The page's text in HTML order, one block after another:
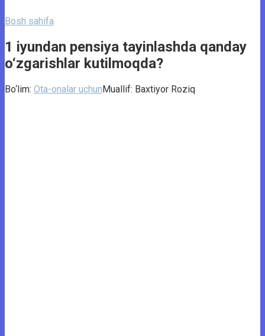
Bosh sahifa
1 iyundan pensiya tayinlashda qanday
o‘zgarishlar kutilmoqda?
Bo‘lim: Ota-onalar uchunMuallif: Baxtiyor Roziq